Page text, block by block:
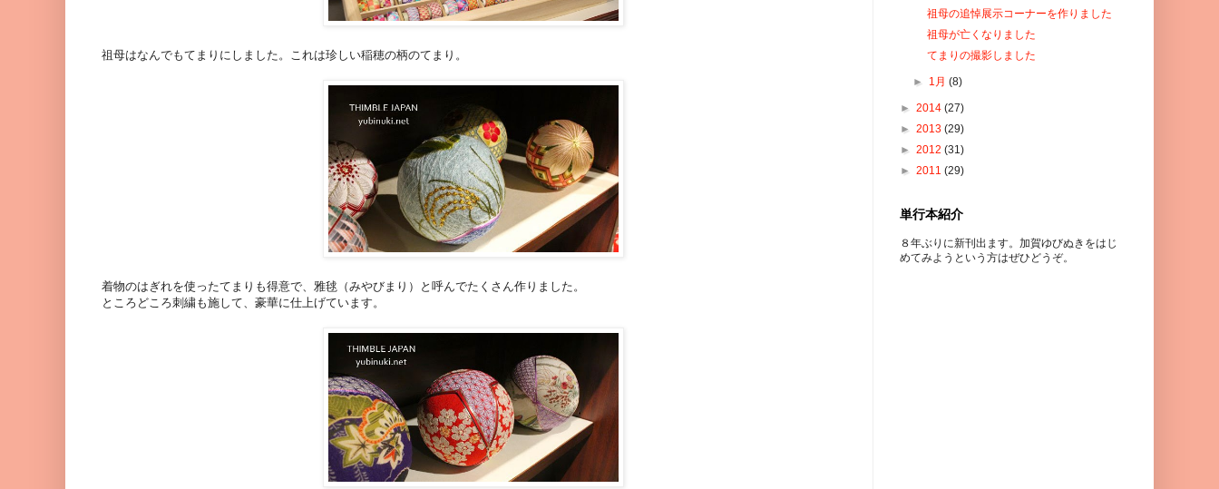
祖母はなんでもてまりにしました。これは珍しい稲穂の柄のてまり。
着物のはぎれを使ったてまりも得意で、雅毬（みやびまり）と呼んでたくさん作りました。
ところどころ刺繍も施して、豪華に仕上げています。
祖母の追悼展示コーナーを作りました
祖母が亡くなりました
てまりの撮影しました
► 1月(8)
► 2014 (27)
► 2013 (29)
► 2012 (31)
► 2011 (29)
単行本紹介
８年ぶりに新刊出ます。加賀ゆびぬきをはじ
めてみようという方はぜひどうぞ。